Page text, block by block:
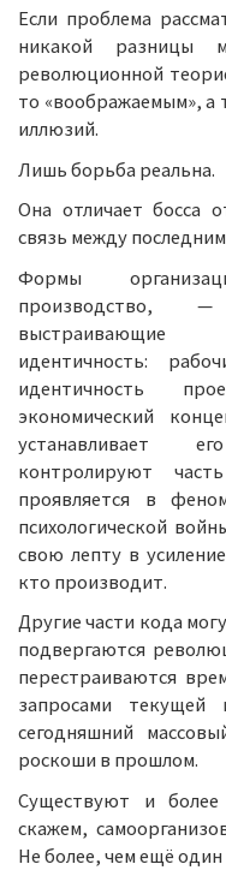
Если проблема
никакой разницы
революционной
то «воображаемым», а
иллюзий.
Лишь борьба реальна.
Она отличает босса
связь между
Формы
производство, —
выстраивающие
идентичность:
идентичность
экономический
устанавливает
контролируют
проявляется в
психологической
свою лепту в
кто производит.
Другие части кода
подвергаются
перестраиваются
запросами текущей
сегодняшний
роскоши в прошлом.
Существуют и
скажем,
Не более, чем ещё